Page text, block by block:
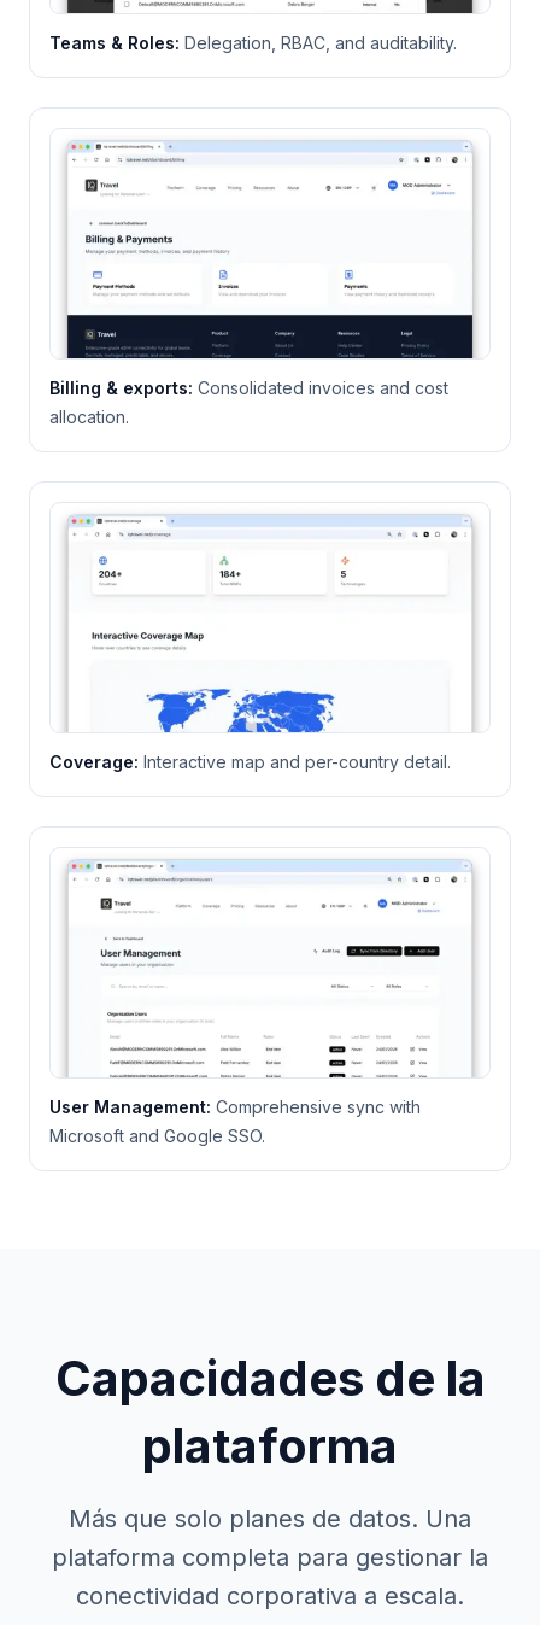
Teams & Roles: Delegation, RBAC, and auditability.
Billing & exports: Consolidated invoices and cost
allocation.
Coverage: Interactive map and per-country detail.
User Management: Comprehensive sync with
Microsoft and Google SSO.
Capacidades de la
plataforma
Más que solo planes de datos. Una
plataforma completa para gestionar la
conectividad corporativa a escala.